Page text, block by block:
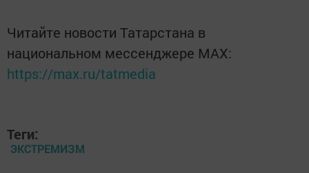
Читайте новости Татарстана в
национальном мессенджере MАХ:
https://max.ru/tatmedia
Теги:
ЭКСТРЕМИЗМ